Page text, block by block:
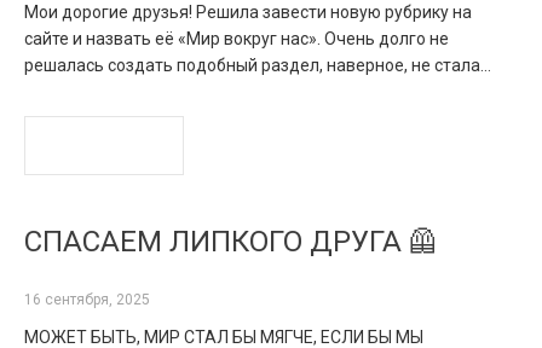
Мои дорогие друзья! Решила завести новую рубрику на
сайте и назвать её «Мир вокруг нас». Очень долго не
решалась создать подобный раздел, наверное, не стала…
СПАСАЕМ ЛИПКОГО ДРУГА 🦺
16 сентября, 2025
МОЖЕТ БЫТЬ, МИР СТАЛ БЫ МЯГЧЕ, ЕСЛИ БЫ МЫ